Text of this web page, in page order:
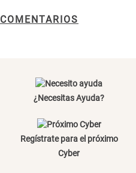
¿Necesitas Ayuda?
Regístrate para el próximo
Cyber
S/ 144.00
Papelero de Plástico Color 8 Lt
15,7x22,2x33,3 cm
S/ 31.90